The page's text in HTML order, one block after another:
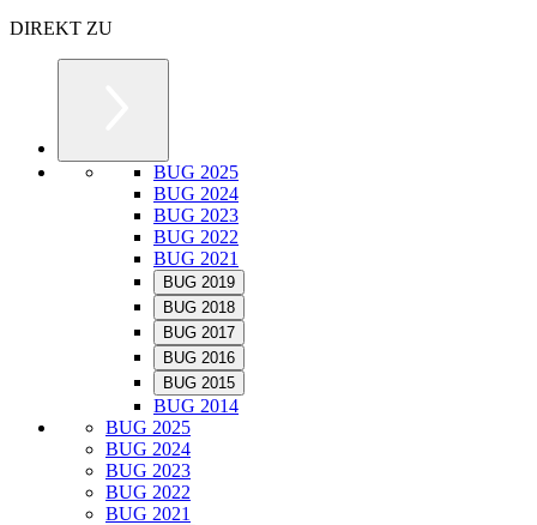
DIREKT ZU
BUG 2025
BUG 2024
BUG 2023
BUG 2022
BUG 2021
BUG 2019
BUG 2018
BUG 2017
BUG 2016
BUG 2015
BUG 2014
BUG 2025
BUG 2024
BUG 2023
BUG 2022
BUG 2021